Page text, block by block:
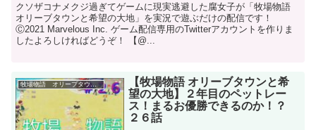
クソザコナメクジ過ぎてゲームに現実逃避した腐女子が「牧場物語
オリーブタウンと希望の大地」を実況で遊ぶだけの配信です！
Ⓒ2021 Marvelous Inc. ゲーム配信専用のTwitterアカウントを作りま
したよろしければどうぞ！ 【@...
牧場物語 オリーブタウンと希望の大地
【牧場物語 オリーブタウンと希
望の大地】２年目のペットレー
ス！まるお優勝できるのか！？
２６話